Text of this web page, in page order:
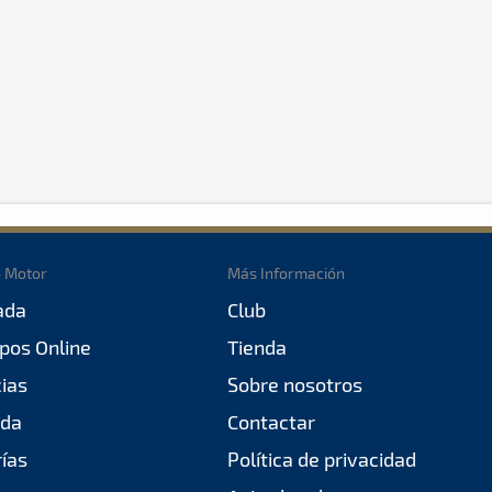
Motor
Online
Más Información
Club
Tienda
Sobre nosotros
Contactar
Política de privacidad